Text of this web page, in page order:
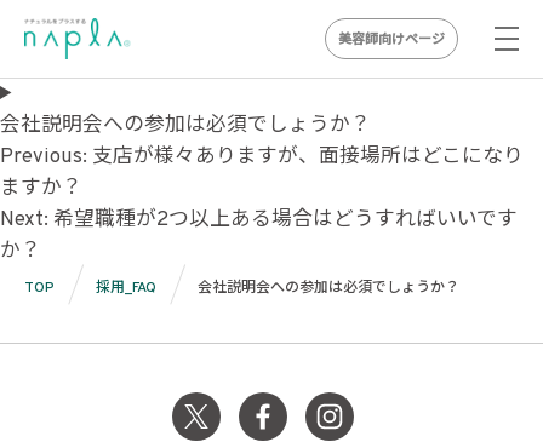
Skip
to
content
美容師向けページ
会社説明会への参加は必須でしょうか？
投
稿
ナ
ビ
Previous: 支店が様々ありますが、面接場所はどこになり
ますか？
Next: 希望職種が2つ以上ある場合はどうすればいいです
か？
TOP 採用_FAQ 会社説明会への参加は必須でしょうか？